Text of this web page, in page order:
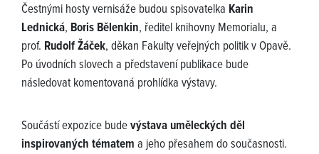
Čestnými hosty vernisáže budou spisovatelka Karin
Lednická, Boris Bělenkin, ředitel knihovny Memorialu, a
prof. Rudolf Žáček, děkan Fakulty veřejných politik v Opavě.
Po úvodních slovech a představení publikace bude
následovat komentovaná prohlídka výstavy.
Součástí expozice budevýstava uměleckých děl
inspirovaných tématem a jeho přesahem do současnosti.